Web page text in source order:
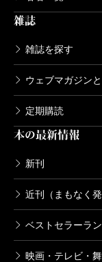
雑誌
雑誌を探す
ウェブマガジン
定期購読
本の最新情報
新刊
近刊（まもなく発
ベストセラーラ
映画・テレビ・